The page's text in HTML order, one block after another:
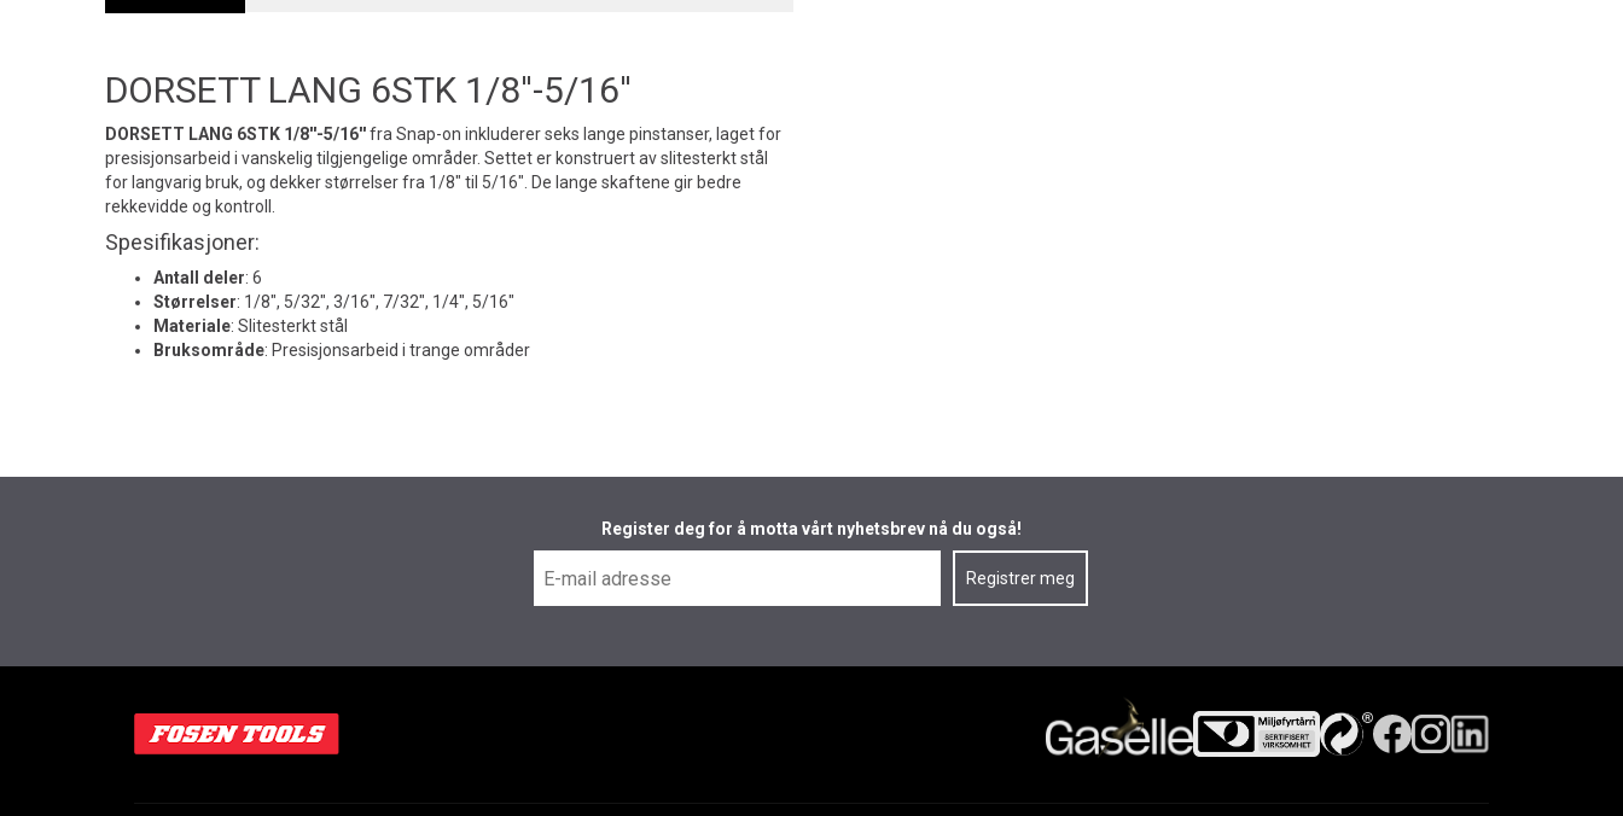
DORSETT LANG 6STK 1/8''-5/16''
DORSETT LANG 6STK 1/8''-5/16''fra Snap-on inkluderer seks lange pinstanser, laget for
presisjonsarbeid i vanskelig tilgjengelige områder. Settet er konstruert av slitesterkt stål
for langvarig bruk, og dekker størrelser fra 1/8" til 5/16". De lange skaftene gir bedre
rekkevidde og kontroll.
Spesifikasjoner:
Antall deler: 6
Størrelser: 1/8", 5/32", 3/16", 7/32", 1/4", 5/16"
Materiale: Slitesterkt stål
Bruksområde: Presisjonsarbeid i trange områder
Register deg for å motta vårt nyhetsbrev nå du også!